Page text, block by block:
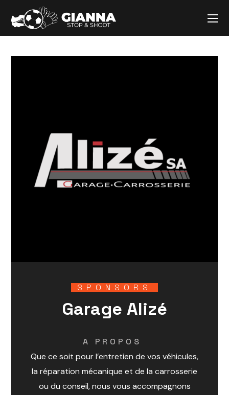
SPONSORS
Garage Alizé
A PROPOS
Que ce soit pour l’entretien de vos véhicules,
la réparation mécanique et de la carrosserie
ou du conseil, nous vous accompagnons